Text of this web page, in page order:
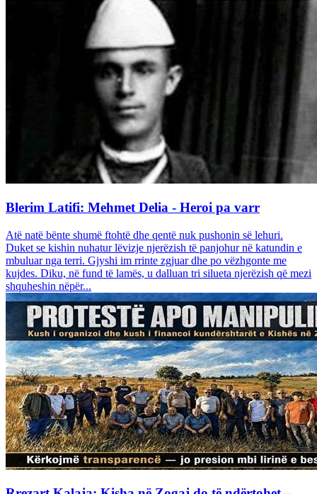
Blerim Latifi: Mehmet Delia - Heroi pa varr
Atë natë bënte shumë ftohtë dhe qentë nuk pushonin së lehuri.
Duket se kishin nuhatur lëvizje njerëzish të panjohur në katundin e
mbuluar nga terri. Gjyshi im rrinte zgjuar dhe po vëzhgonte me
kujdes. Diku, në fund të lamës, u dalluan tri silueta njerëzish që mezi
shquheshin nëpër...